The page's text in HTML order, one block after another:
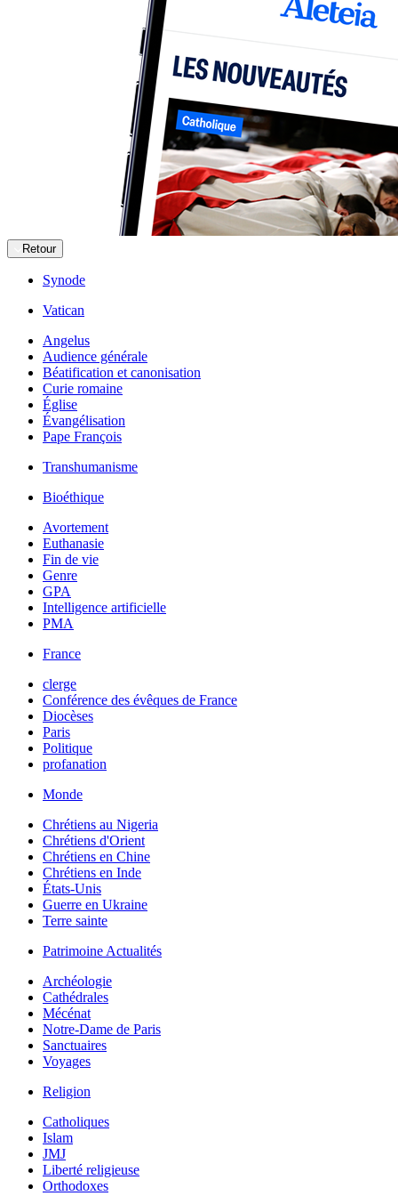
Retour
Synode
Vatican
Angelus
Audience générale
Béatification et canonisation
Curie romaine
Église
Évangélisation
Pape François
Transhumanisme
Bioéthique
Avortement
Euthanasie
Fin de vie
Genre
GPA
Intelligence artificielle
PMA
France
clerge
Conférence des évêques de France
Diocèses
Paris
Politique
profanation
Monde
Chrétiens au Nigeria
Chrétiens d'Orient
Chrétiens en Chine
Chrétiens en Inde
États-Unis
Guerre en Ukraine
Terre sainte
Patrimoine Actualités
Archéologie
Cathédrales
Mécénat
Notre-Dame de Paris
Sanctuaires
Voyages
Religion
Catholiques
Islam
JMJ
Liberté religieuse
Orthodoxes